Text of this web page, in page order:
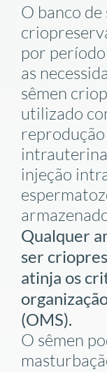
O banco
por
as
sêmen
utilizado
injeção
Qualquer
ser
atinja os
(OMS).
O sêmen